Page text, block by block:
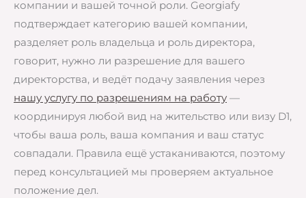
компании и вашей точной роли. Georgiafy
подтверждает категорию вашей компании,
разделяет роль владельца и роль директора,
говорит, нужно ли разрешение для вашего
директорства, и ведёт подачу заявления через
нашу услугу по разрешениям на работу —
координируя любой вид на жительство или визу D1,
чтобы ваша роль, ваша компания и ваш статус
совпадали. Правила ещё устаканиваются, поэтому
перед консультацией мы проверяем актуальное
положение дел.